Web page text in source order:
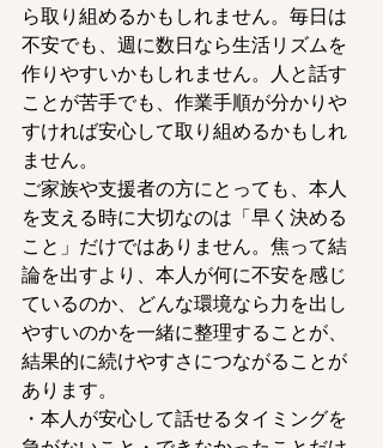
ら取り組めるかもしれません。毎日は
不安でも、週に数日なら生活リズムを
作りやすいかもしれません。人と話す
ことが苦手でも、作業手順が分かりや
すければ安心して取り組めるかもしれ
ません。
ご家族や支援者の方にとっても、本人
を支える時に大切なのは「早く決める
こと」だけではありません。焦って結
論を出すより、本人が何に不安を感じ
ているのか、どんな環境なら力を出し
やすいのかを一緒に整理することが、
結果的に続けやすさにつながることが
あります。
・本人が安心して話せるタイミングを